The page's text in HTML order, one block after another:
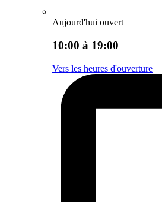
Aujourd'hui ouvert
10:00 à 19:00
Vers les heures d'ouverture